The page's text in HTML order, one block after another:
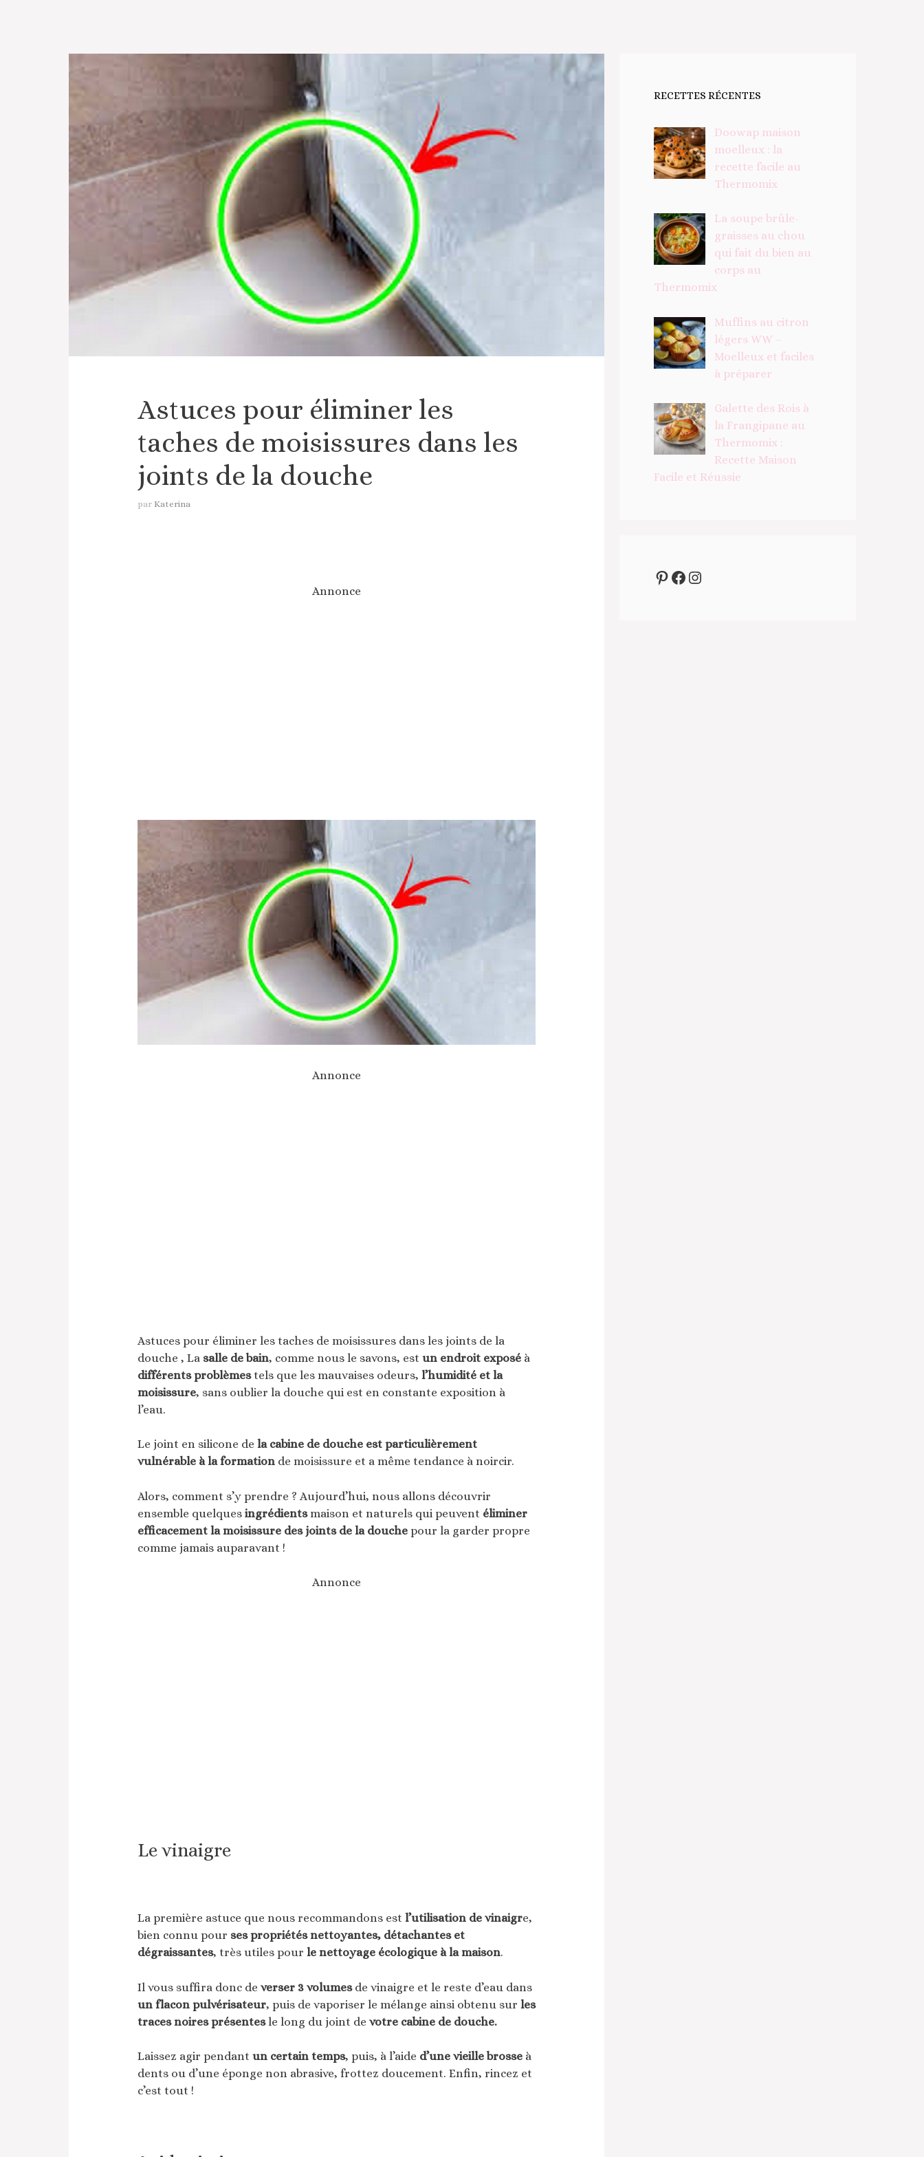
Astuces pour éliminer les
taches de moisissures dans les
joints de la douche
par Katerina
Annonce
Annonce
Astuces pour éliminer les taches de moisissures dans les joints de la
douche , La salle de bain, comme nous le savons, est un endroit exposéà
différents problèmestels que les mauvaises odeurs, l’humidité et la
moisissure, sans oublier la douche qui est en constante exposition à
l’eau.
Le joint en silicone de la cabine de douche est particulièrement
vulnérable à la formationde moisissure et a même tendance à noircir.
Alors, comment s’y prendre ? Aujourd’hui, nous allons découvrir
ensemble quelques ingrédientsmaison et naturels qui peuvent éliminer
efficacement la moisissure des joints de la douchepour la garder propre
comme jamais auparavant !
Annonce
Le vinaigre
La première astuce que nous recommandons est l’utilisation de vinaigre,
bien connu pour ses propriétés nettoyantes, détachantes et
dégraissantes, très utiles pour le nettoyage écologique à la maison.
Il vous suffira donc de verser 3 volumesde vinaigre et le reste d’eau dans
un flacon pulvérisateur, puis de vaporiser le mélange ainsi obtenu sur les
traces noires présentesle long du joint de votre cabine de douche.
Laissez agir pendant un certain temps, puis, à l’aide d’une vieille brosseà
dents ou d’une éponge non abrasive, frottez doucement. Enfin, rincez et
c’est tout !
RECETTES RÉCENTES
Doowap maison
moelleux : la
recette facile au
Thermomix
La soupe brûle-
graisses au chou
qui fait du bien au
corps au
Thermomix
Muffins au citron
légers WW –
Moelleux et faciles
à préparer
Galette des Rois à
la Frangipane au
Thermomix :
Recette Maison
Facile et Réussie
Pinterest
Facebook
Instagram